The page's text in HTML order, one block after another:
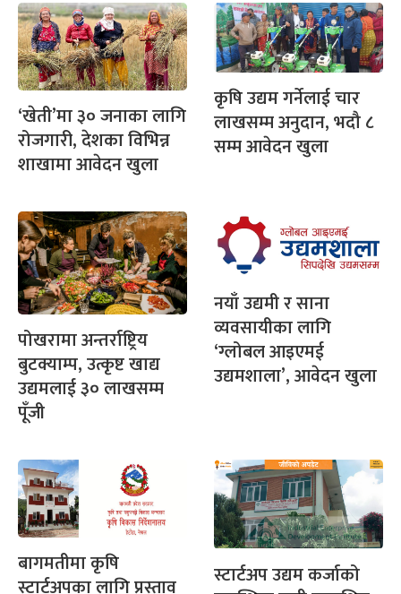
‘खेती’मा ३० जनाका लागि
रोजगारी, देशका विभिन्न
शाखामा आवेदन खुला
कृषि उद्यम गर्नेलाई चार
लाखसम्म अनुदान, भदौ ८
सम्म आवेदन खुला
पोखरामा अन्तर्राष्ट्रिय
बुटक्याम्प, उत्कृष्ट खाद्य
उद्यमलाई ३० लाखसम्म
पूँजी
नयाँ उद्यमी र साना
व्यवसायीका लागि
‘ग्लोबल आइएमई
उद्यमशाला’, आवेदन खुला
बागमतीमा कृषि
स्टार्टअपका लागि प्रस्ताव स्टार्टअप उद्यम कर्जाको